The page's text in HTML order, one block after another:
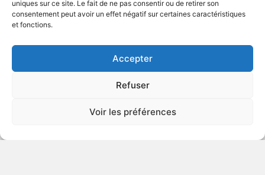
uniques sur ce site. Le fait de ne pas consentir ou de retirer son
consentement peut avoir un effet négatif sur certaines caractéristiques
et fonctions.
Accepter
Refuser
Voir les préférences
1991 Drame
Dimanche, si loin de moi